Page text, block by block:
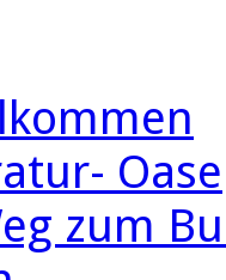
Oase
zum